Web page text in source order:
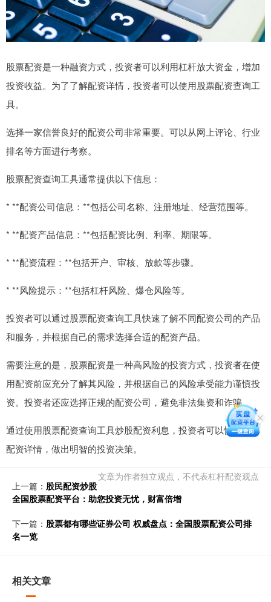
股票配资是一种融资方式，投资者可以利用杠杆放大资金，增加
投资收益。为了了解配资详情，投资者可以使用股票配资查询工
具。
选择一家信誉良好的配资公司非常重要。可以从网上评论、行业
排名等方面进行考察。
股票配资查询工具通常提供以下信息：
* **配资公司信息：**包括公司名称、注册地址、经营范围等。
* **配资产品信息：**包括配资比例、利率、期限等。
* **配资流程：**包括开户、审核、放款等步骤。
* **风险提示：**包括杠杆风险、爆仓风险等。
投资者可以通过股票配资查询工具快速了解不同配资公司的产品
和服务，并根据自己的需求选择合适的配资产品。
需要注意的是，股票配资是一种高风险的投资方式，投资者在使
用配资前应充分了解其风险，并根据自己的风险承受能力谨慎投
资。投资者还应选择正规的配资公司，避免非法集资和诈骗。
通过使用股票配资查询工具炒股配资利息，投资者可以快速了解
配资详情，做出明智的投资决策。
文章为作者独立观点，不代表杠杆配资观点
上一篇： 股民配资炒股
全国股票配资平台：助您投资无忧，财富倍增
下一篇： 股票都有哪些证券公司 权威盘点：全国股票配资公司排
名一览
相关文章